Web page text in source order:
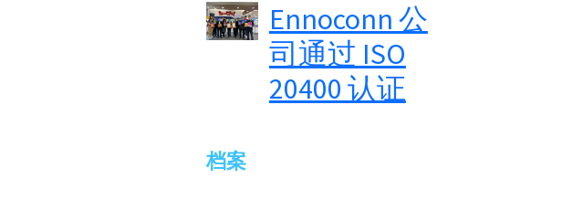
Ennoconn 公
司通过 ISO
20400 认证
档案